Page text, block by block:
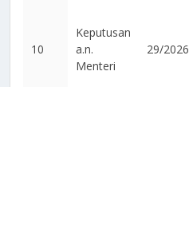
10
Keputusan
a.n.
Menteri
29/2026